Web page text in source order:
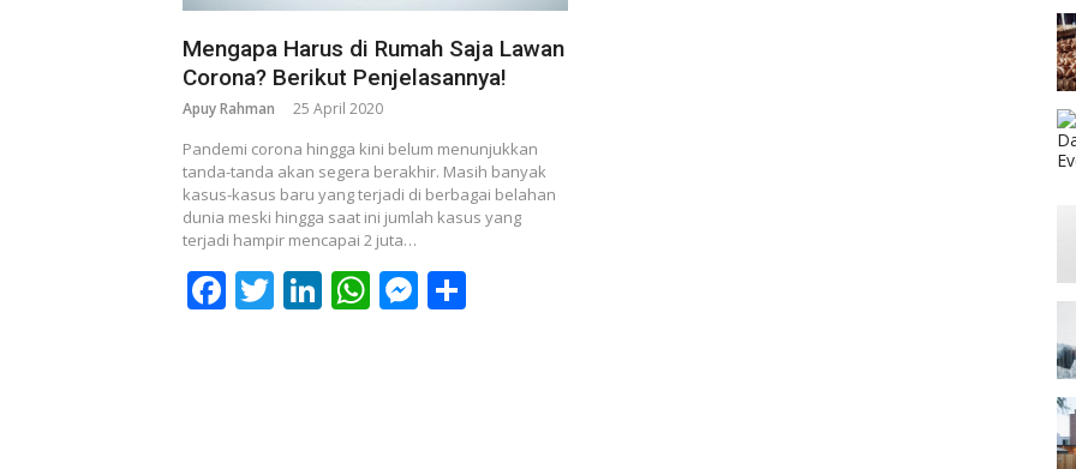
Mengapa Harus di Rumah Saja Lawan
Corona? Berikut Penjelasannya!
Apuy Rahman 25 April 2020
Pandemi corona hingga kini belum menunjukkan
tanda-tanda akan segera berakhir. Masih banyak
kasus-kasus baru yang terjadi di berbagai belahan
dunia meski hingga saat ini jumlah kasus yang
terjadi hampir mencapai 2 juta…
Facebook
Twitter
LinkedIn
WhatsApp
Messenger